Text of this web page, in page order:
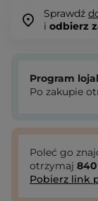
Sprawdź
i odbierz
Program
Po zakupie
Poleć go
otrzymaj 840
Pobierz link